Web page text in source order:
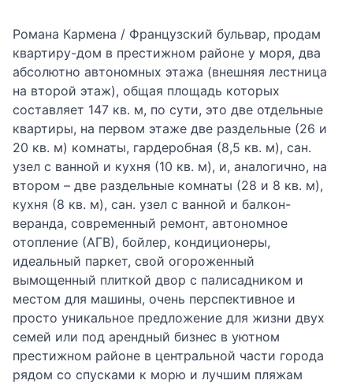
Романа Кармена / Французский бульвар, продам
квартиру-дом в престижном районе у моря, два
абсолютно автономных этажа (внешняя лестница
на второй этаж), общая площадь которых
составляет 147 кв. м, по сути, это две отдельные
квартиры, на первом этаже две раздельные (26 и
20 кв. м) комнаты, гардеробная (8,5 кв. м), сан.
узел с ванной и кухня (10 кв. м), и, аналогично, на
втором – две раздельные комнаты (28 и 8 кв. м),
кухня (8 кв. м), сан. узел с ванной и балкон-
веранда, современный ремонт, автономное
отопление (АГВ), бойлер, кондиционеры,
идеальный паркет, свой огороженный
вымощенный плиткой двор с палисадником и
местом для машины, очень перспективное и
просто уникальное предложение для жизни двух
семей или под арендный бизнес в уютном
престижном районе в центральной части города
рядом со спусками к морю и лучшим пляжам